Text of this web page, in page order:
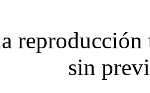
sin